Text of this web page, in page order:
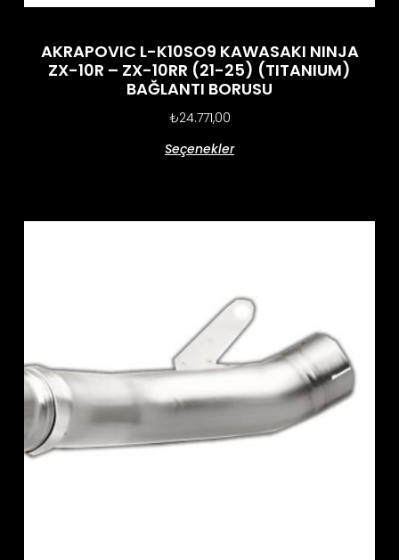
AKRAPOVIC L-K10SO9 KAWASAKI NINJA
ZX-10R – ZX-10RR (21-25) (TITANIUM)
BAĞLANTI BORUSU
₺24.771,00
Seçenekler